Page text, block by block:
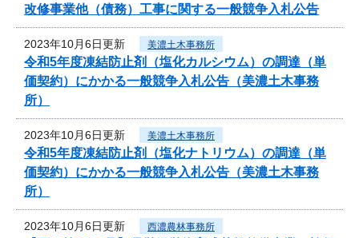
改修事業他（債務）工事に関する一般競争入札公告
2023年10月6日更新 美濃土木事務所
令和5年度凍結防止剤（塩化カルシウム）の調達（単
価契約）にかかる一般競争入札公告（美濃土木事務
所）
2023年10月6日更新 美濃土木事務所
令和5年度凍結防止剤（塩化ナトリウム）の調達（単
価契約）にかかる一般競争入札公告（美濃土木事務
所）
2023年10月6日更新 西濃農林事務所